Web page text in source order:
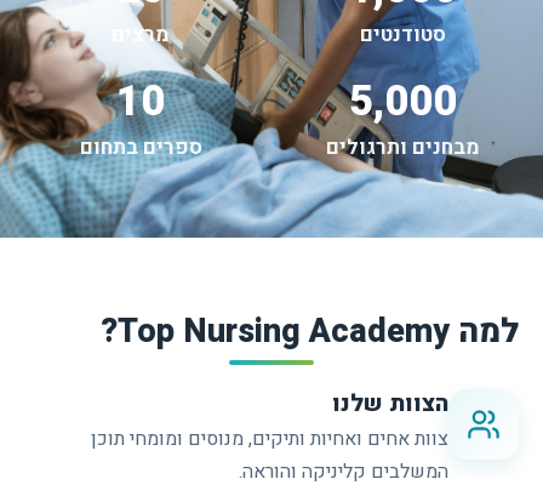
סטודנטים מרצים
5,000
מבחנים ותרגולים
10
ספרים בתחום
למה Top Nursing Academy?
הצוות שלנו
צוות אחים ואחיות ותיקים, מנוסים ומומחי תוכן
המשלבים קליניקה והוראה.